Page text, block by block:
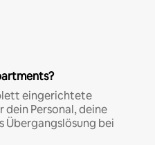
eingerichtete
Personal, deine
bei